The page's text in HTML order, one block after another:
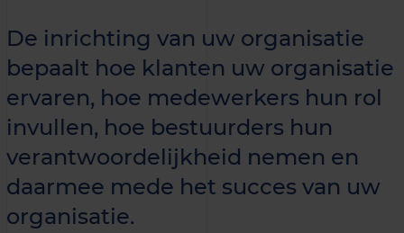
De inrichting van uw organisatie
bepaalt hoe klanten uw organisatie
ervaren, hoe medewerkers hun rol
invullen, hoe bestuurders hun
verantwoordelijkheid nemen en
daarmee mede het succes van uw
organisatie.